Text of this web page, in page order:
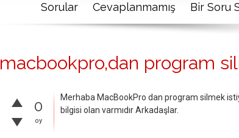
Sorular Cevaplanmamış Bir Soru
macbookpro,dan program
0
oy
Merhaba MacBookPro dan program silmek
bilgisi olan varmıdır Arkadaşlar.